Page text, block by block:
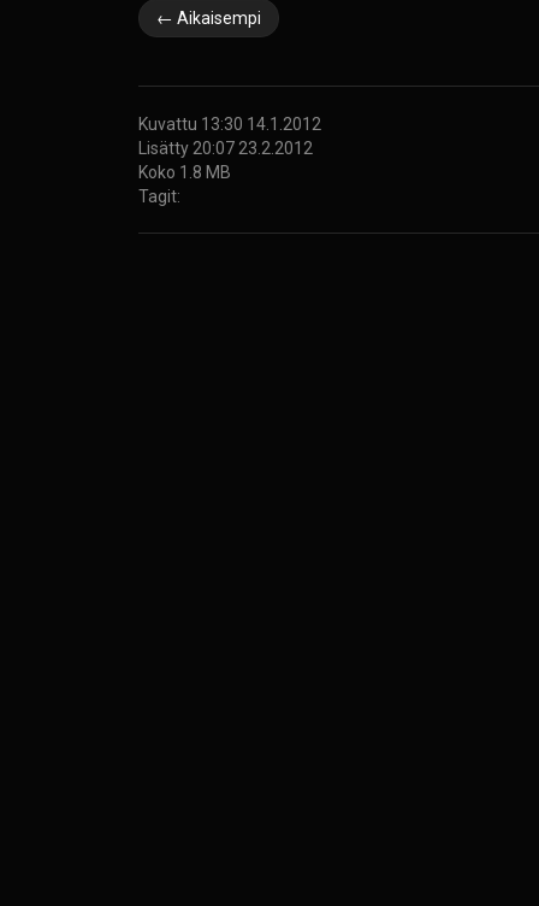
← Aikaisempi
Kuvattu 13:30 14.1.2012
Lisätty 20:07 23.2.2012
Koko 1.8 MB
Tagit: